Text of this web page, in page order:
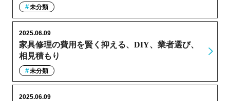
未分類
家具修理の費用を賢く抑える、DIY、業者選び、
相見積もり
2025.06.09
未分類
2025.06.09